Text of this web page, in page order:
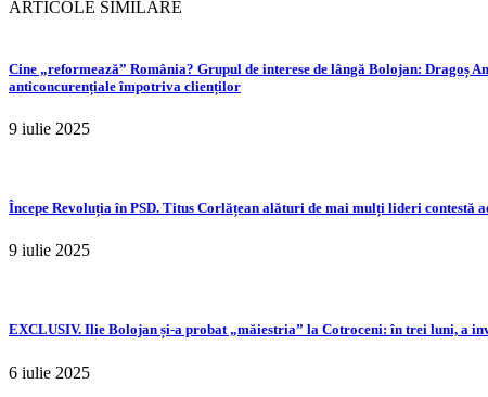
ARTICOLE SIMILARE
Cine „reformează” România? Grupul de interese de lângă Bolojan: Dragoș
anticoncurențiale împotriva clienților
9 iulie 2025
Începe Revoluția în PSD. Titus Corlățean alături de mai mulți lideri contestă
9 iulie 2025
EXCLUSIV. Ilie Bolojan și-a probat „măiestria” la Cotroceni: în trei luni, a
6 iulie 2025